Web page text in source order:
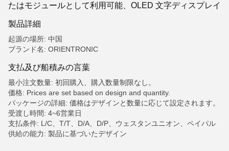
たはモジュールとして利用可能、OLED 文字ディスプレイ
製品詳細
起源の場所: 中国
ブランド名: ORIENTRONIC
支払及び船積みの言葉
最小注文数量: 初回購入、購入数量制限なし。
価格: Prices are set based on design and quantity.
パッケージの詳細: 価格はデザインと数量に応じて設定されます。
受渡し時間: 4~6営業日
支払条件: L/C、T/T、D/A、D/P、ウェスタンユニオン、ペイパル
供給の能力: 製品に基づいたデザイン